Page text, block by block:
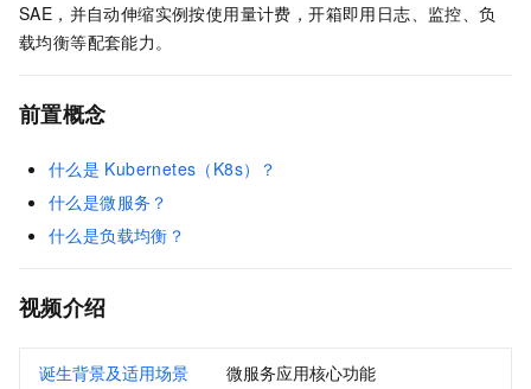
SAE ，并自动伸缩实例按使用量计费，开箱即用日志、监控、负
载均衡等配套能力。
前置概念
什么是 Kubernetes（K8s）？
什么是微服务？
什么是负载均衡？
视频介绍
诞生背景及适用场景 微服务应用核心功能